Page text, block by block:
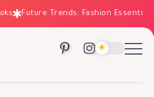
Future Trends: Fashion Essentials